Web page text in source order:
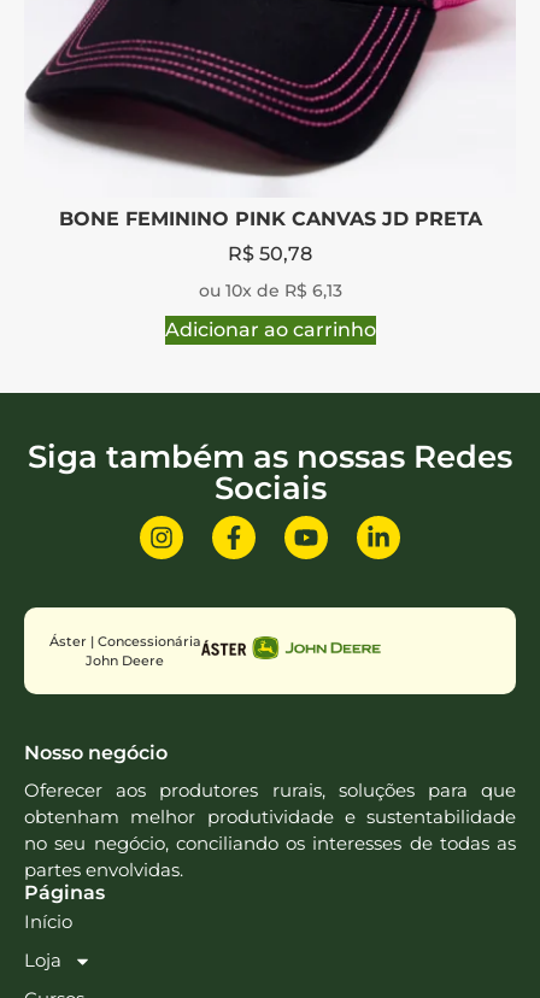
BONE FEMININO PINK CANVAS JD PRETA
R$ 50,78
ou 10x de R$ 6,13
Adicionar ao carrinho
Siga também as nossas Redes
Sociais
Áster | Concessionária
John Deere
Nosso negócio
Oferecer aos produtores rurais, soluções para que
obtenham melhor produtividade e sustentabilidade
no seu negócio, conciliando os interesses de todas as
partes envolvidas.
Páginas
Início
Loja